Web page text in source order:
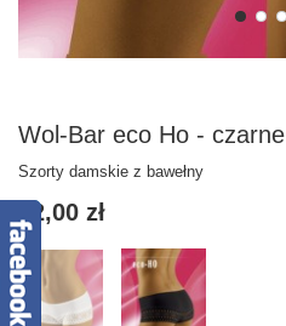
Wol-Bar eco Ho - czarne
Szorty damskie z bawełny
42,00 zł